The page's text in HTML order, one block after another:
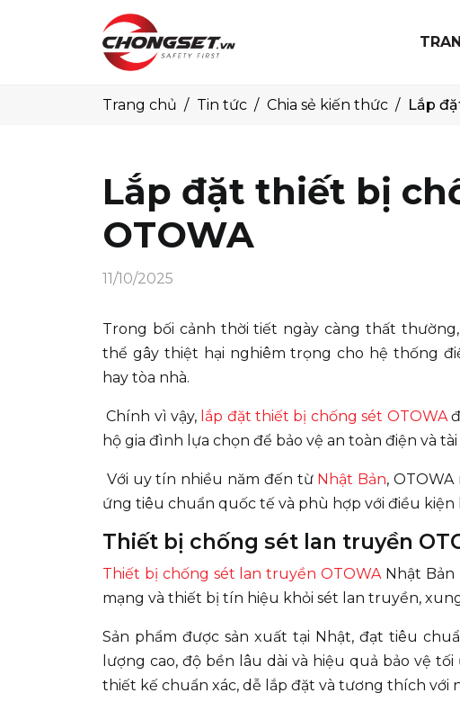
Trang chủ Tin tức Chia sẻ kiến thức Lắp
Lắp đặt thiết bị
OTOWA
11/10/2025
Trong bối cảnh thời tiết ngày càng thất
thể gây thiệt hại nghiêm trọng cho hệ thống
hay tòa nhà.
Chính vì vậy, lắp đặt thiết bị chống sét OTOWA
hộ gia đình lựa chọn để bảo vệ an toàn điện và
Với uy tín nhiều năm đến từ Nhật Bản,
ứng tiêu chuẩn quốc tế và phù hợp với điều kiện
Thiết bị chống sét lan truyền
Thiết bị chống sét lan truyền OTOWANhật Bản
mạng và thiết bị tín hiệu khỏi sét lan truyền,
Sản phẩm được sản xuất tại Nhật, đạt tiêu
lượng cao, độ bền lâu dài và hiệu quả bảo vệ
thiết kế chuẩn xác, dễ lắp đặt và tương thích với